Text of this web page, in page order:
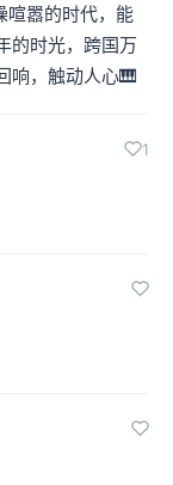
喧嚣的时代，能
的时光，跨国万
响，触动人心🎹
1